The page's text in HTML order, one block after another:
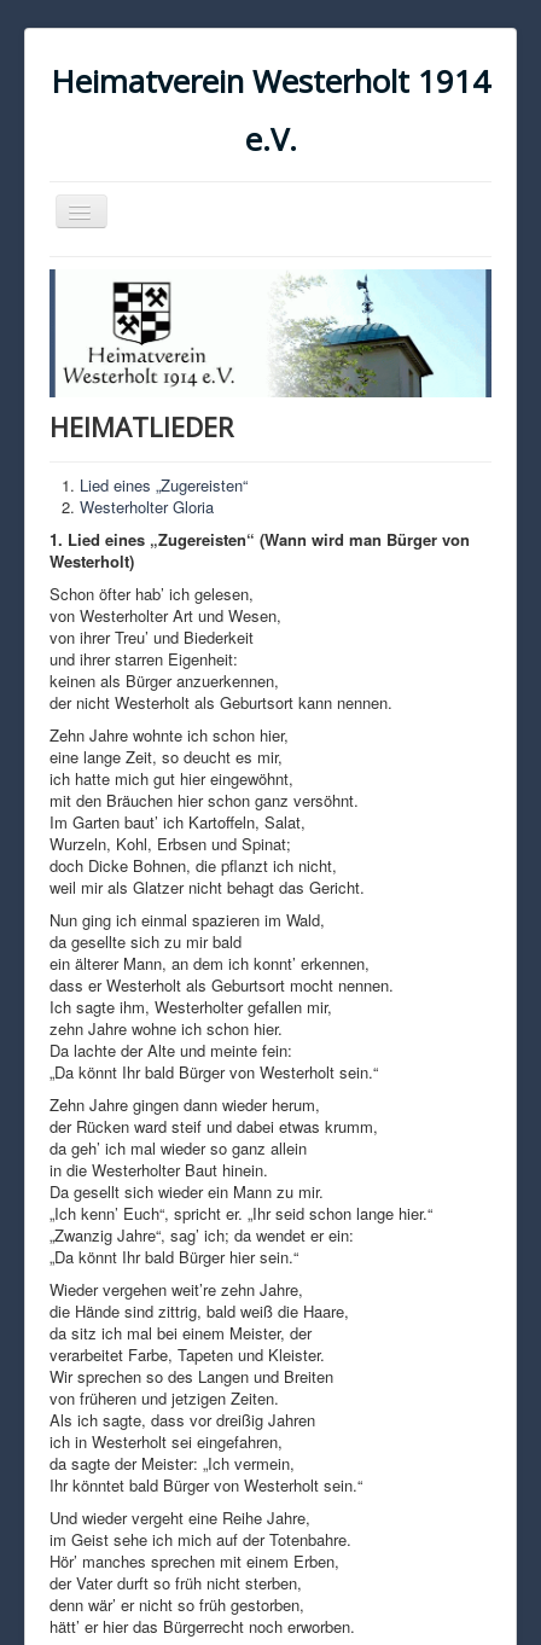
Heimatverein Westerholt 1914
e.V.
Navigation
an/aus
KONTAKT
IMPRESSUM
DATENSCHUTZ
HEIMATLIEDER
Lied eines „Zugereisten“
Westerholter Gloria
1. Lied eines „Zugereisten“ (Wann wird man Bürger von
Westerholt)
Schon öfter hab’ ich gelesen,
von Westerholter Art und Wesen,
von ihrer Treu’ und Biederkeit
und ihrer starren Eigenheit:
keinen als Bürger anzuerkennen,
der nicht Westerholt als Geburtsort kann nennen.
Zehn Jahre wohnte ich schon hier,
eine lange Zeit, so deucht es mir,
ich hatte mich gut hier eingewöhnt,
mit den Bräuchen hier schon ganz versöhnt.
Im Garten baut’ ich Kartoffeln, Salat,
Wurzeln, Kohl, Erbsen und Spinat;
doch Dicke Bohnen, die pflanzt ich nicht,
weil mir als Glatzer nicht behagt das Gericht.
Nun ging ich einmal spazieren im Wald,
da gesellte sich zu mir bald
ein älterer Mann, an dem ich konnt’ erkennen,
dass er Westerholt als Geburtsort mocht nennen.
Ich sagte ihm, Westerholter gefallen mir,
zehn Jahre wohne ich schon hier.
Da lachte der Alte und meinte fein:
„Da könnt Ihr bald Bürger von Westerholt sein.“
Zehn Jahre gingen dann wieder herum,
der Rücken ward steif und dabei etwas krumm,
da geh’ ich mal wieder so ganz allein
in die Westerholter Baut hinein.
Da gesellt sich wieder ein Mann zu mir.
„Ich kenn’ Euch“, spricht er. „Ihr seid schon lange hier.“
„Zwanzig Jahre“, sag’ ich; da wendet er ein:
„Da könnt Ihr bald Bürger hier sein.“
Wieder vergehen weit’re zehn Jahre,
die Hände sind zittrig, bald weiß die Haare,
da sitz ich mal bei einem Meister, der
verarbeitet Farbe, Tapeten und Kleister.
Wir sprechen so des Langen und Breiten
von früheren und jetzigen Zeiten.
Als ich sagte, dass vor dreißig Jahren
ich in Westerholt sei eingefahren,
da sagte der Meister: „Ich vermein,
Ihr könntet bald Bürger von Westerholt sein.“
Und wieder vergeht eine Reihe Jahre,
im Geist sehe ich mich auf der Totenbahre.
Hör’ manches sprechen mit einem Erben,
der Vater durft so früh nicht sterben,
denn wär’ er nicht so früh gestorben,
hätt’ er hier das Bürgerrecht noch erworben.